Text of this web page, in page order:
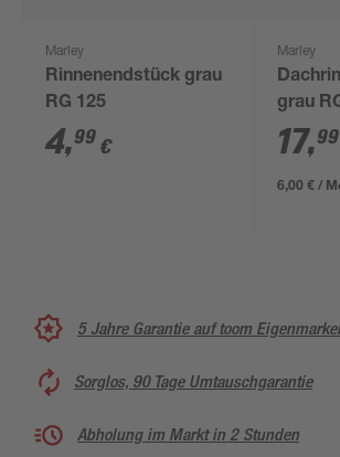
Marley
Rinnenendstück grau
RG 125
4,99 €
Marley
grau
17,99
6,00 € /
5 Jahre Garantie auf toom
Sorglos, 90 Tage Umtauschgarantie
Abholung im Markt in 2 Stunden